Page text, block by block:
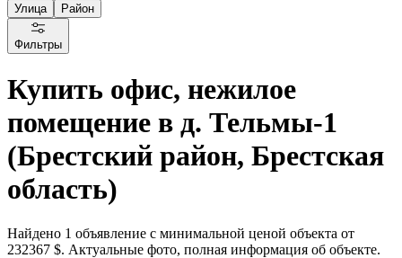
Улица Район
Фильтры
Купить офис, нежилое
помещение в д. Тельмы-1
(Брестский район, Брестская
область)
Найдено 1 объявление с минимальной ценой объекта от
232367 $. Актуальные фото, полная информация об объекте.